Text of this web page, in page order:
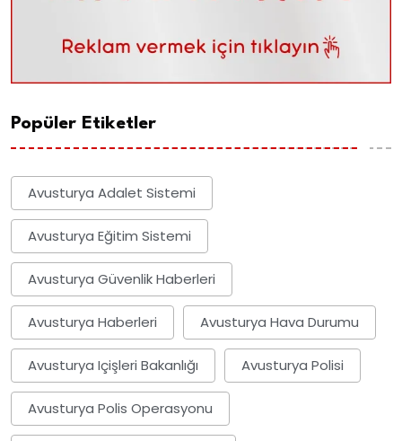
Popüler Etiketler
Avusturya Adalet Sistemi
Avusturya Eğitim Sistemi
Avusturya Güvenlik Haberleri
Avusturya Haberleri Avusturya Hava Durumu
Avusturya Içişleri Bakanlığı Avusturya Polisi
Avusturya Polis Operasyonu